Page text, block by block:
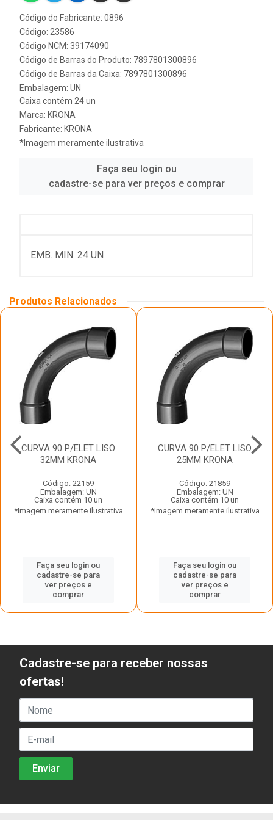
Código do Fabricante: 0896
Código: 23586
Código NCM: 39174090
Código de Barras do Produto: 7897801300896
Código de Barras da Caixa: 7897801300896
Embalagem: UN
Caixa contém 24 un
Marca: KRONA
Fabricante: KRONA
*Imagem meramente ilustrativa
Faça seu login ou
cadastre-se para ver preços e comprar
EMB. MIN: 24 UN
Produtos Relacionados
CURVA 90 P/ELET LISO
32MM KRONA
Código: 22159
Embalagem: UN
Caixa contém 10 un
*Imagem meramente ilustrativa
Faça seu login ou
cadastre-se para
ver preços e
comprar
CURVA 90 P/ELET LISO
25MM KRONA
Código: 21859
Embalagem: UN
Caixa contém 10 un
*Imagem meramente ilustrativa
Faça seu login ou
cadastre-se para
ver preços e
comprar
Cadastre-se para receber nossas
ofertas!